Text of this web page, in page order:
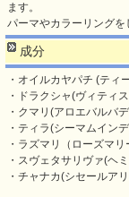
ます。
パーマやカラーリングを
成分
・オイルカヤパチ (ティ
・ドラクシャ(ヴィティ
・クマリ(アロエバルバ
・ティラ(シーマムイン
・ラズマリ（ローズマ
・スヴェタサリヴァ(ヘ
・チャナカ(シセールア